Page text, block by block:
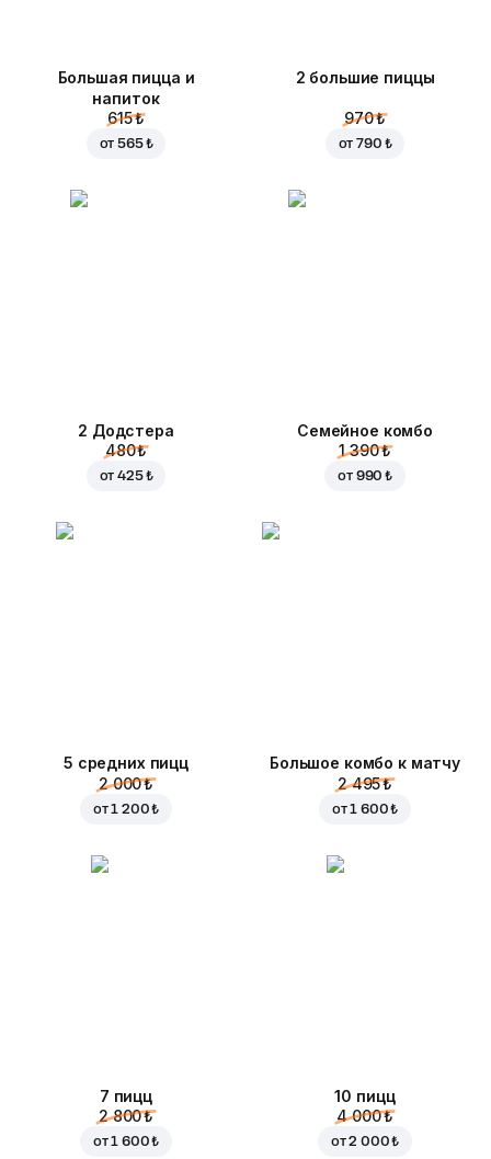
Большая пицца и
напиток
615 ₺
от565 ₺
2 большие пиццы
970 ₺
от790 ₺
2 Додстера
480 ₺
от425 ₺
Семейное комбо
1 390 ₺
от 990 ₺
5 средних пицц
2 000 ₺
от1 200 ₺
Большое комбо к матчу
2 495 ₺
от1 600 ₺
7 пицц
2 800 ₺
от1 600 ₺
10 пицц
4 000 ₺
от2 000 ₺